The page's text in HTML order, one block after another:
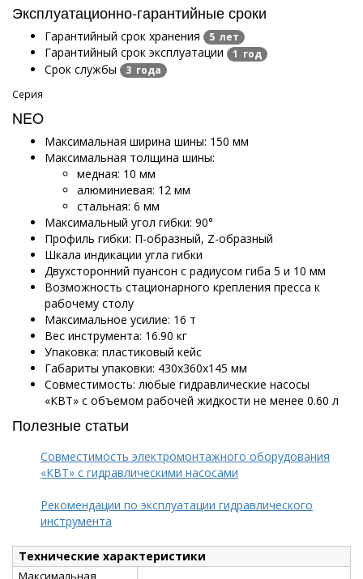
Эксплуатационно-гарантийные сроки
Гарантийный срок хранения 5 лет
Гарантийный срок эксплуатации 1 год
Срок службы 3 года
Серия
NEO
Максимальная ширина шины: 150 мм
Максимальная толщина шины:
медная: 10 мм
алюминиевая: 12 мм
стальная: 6 мм
Максимальный угол гибки: 90°
Профиль гибки: П-образный, Z-образный
Шкала индикации угла гибки
Двухсторонний пуансон с радиусом гиба 5 и 10 мм
Возможность стационарного крепления пресса к
рабочему столу
Максимальное усилие: 16 т
Вес инструмента: 16.90 кг
Упаковка: пластиковый кейс
Габариты упаковки: 430х360х145 мм
Совместимость: любые гидравлические насосы
«КВТ» с объемом рабочей жидкости не менее 0.60 л
Полезные статьи
Совместимость электромонтажного оборудования
«КВТ» с гидравлическими насосами
Рекомендации по эксплуатации гидравлического
инструмента
Технические характеристики
Максимальная